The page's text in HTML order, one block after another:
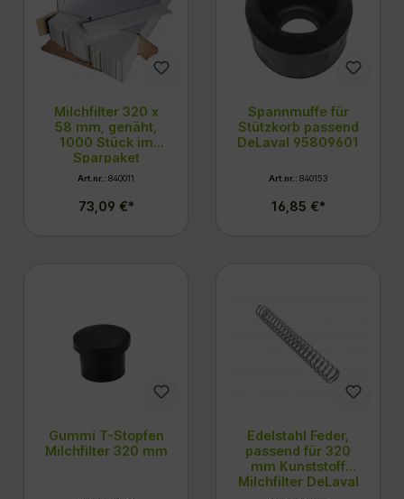
Milchfilter 320 x
58 mm, genäht,
1000 Stück im
Sparpaket
Art.nr.: 840011
73,09 €*
Spannmuffe für
Stützkorb passend
DeLaval 95809601
Art.nr.: 840153
16,85 €*
Gummi T-Stopfen
Milchfilter 320 mm
Edelstahl Feder,
passend für 320
mm Kunststoff
Milchfilter DeLaval